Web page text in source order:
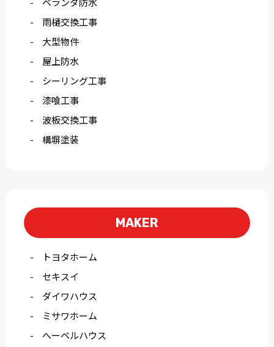
雨樋交換工事
大型物件
屋上防水
シーリング工事
漆喰工事
波板交換工事
構塀塗装
MAKER
トヨタホーム
セキスイ
ダイワハウス
ミサワホーム
へーベルハウス